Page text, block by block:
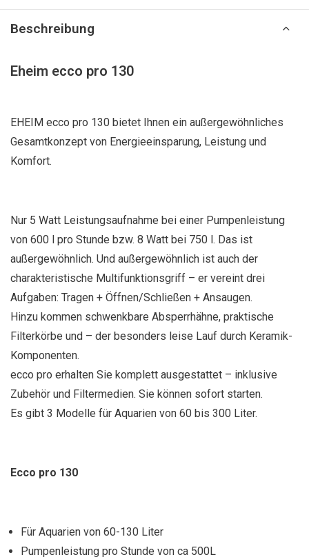
Beschreibung
Eheim ecco pro 130
EHEIM ecco pro 130 bietet Ihnen ein außergewöhnliches
Gesamtkonzept von Energieeinsparung, Leistung und
Komfort.
Nur 5 Watt Leistungsaufnahme bei einer Pumpenleistung
von 600 l pro Stunde bzw. 8 Watt bei 750 l. Das ist
außergewöhnlich. Und außergewöhnlich ist auch der
charakteristische Multifunktionsgriff – er vereint drei
Aufgaben: Tragen + Öffnen/Schließen + Ansaugen.
Hinzu kommen schwenkbare Absperrhähne, praktische
Filterkörbe und – der besonders leise Lauf durch Keramik-
Komponenten.
ecco pro erhalten Sie komplett ausgestattet – inklusive
Zubehör und Filtermedien. Sie können sofort starten.
Es gibt 3 Modelle für Aquarien von 60 bis 300 Liter.
Ecco pro 130
Für Aquarien von 60-130 Liter
Pumpenleistung pro Stunde von ca 500L